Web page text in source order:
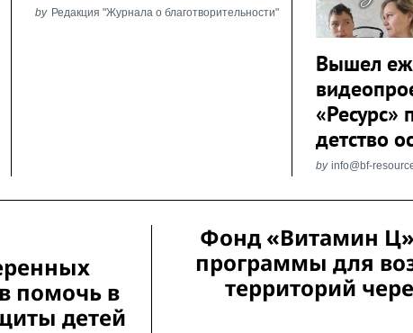
by Редакция "Журнала о благотворительности"
Вышел
«Ресурс»
детство
by info@bf-
помочь в
детей
Фонд «Витамин Ц»
программы для
территорий